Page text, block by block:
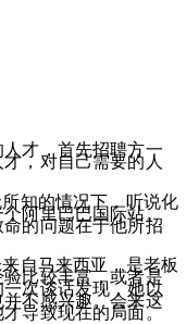
才，首先招聘方一
，对自己需要的人
知的情况下，听说化
阿里巴巴国际站。
的问题在于他所招
自马来西亚，是老板
比较丰富，或者是
次谈话发现，她以
不感兴趣。会来这
导致现在的局面。